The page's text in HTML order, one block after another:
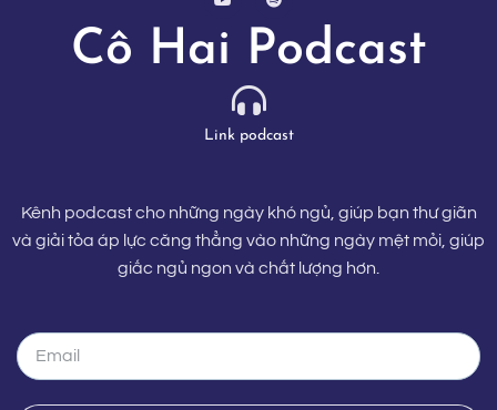
Cô Hai Podcast
Link podcast
Kênh podcast cho những ngày khó ngủ, giúp bạn thư giãn
và giải tỏa áp lực căng thẳng vào những ngày mệt mỏi, giúp
giấc ngủ ngon và chất lượng hơn.